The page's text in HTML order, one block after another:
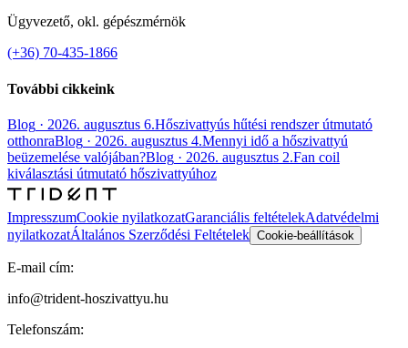
Ügyvezető, okl. gépészmérnök
(+36) 70-435-1866
További cikkeink
Blog · 2026. augusztus 6.Hőszivattyús hűtési rendszer útmutató
otthonraBlog · 2026. augusztus 4.Mennyi idő a hőszivattyú
beüzemelése valójában?Blog · 2026. augusztus 2.Fan coil
kiválasztási útmutató hőszivattyúhoz
ImpresszumCookie nyilatkozatGaranciális feltételekAdatvédelmi
nyilatkozatÁltalános Szerződési Feltételek Cookie-beállítások
E-mail cím:
info@trident-hoszivattyu.hu
Telefonszám: